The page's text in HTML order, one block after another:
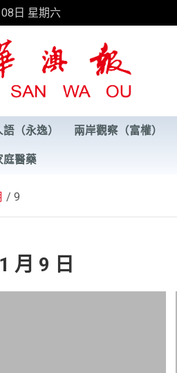
日 星期六
報
（永逸） 兩岸觀察（富權）
庭醫藥
9
月 9 日